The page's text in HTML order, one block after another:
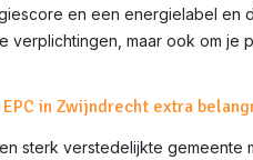
en een energielabel en
verplichtingen, maar ook om je
in Zwijndrecht extra
sterk verstedelijkte